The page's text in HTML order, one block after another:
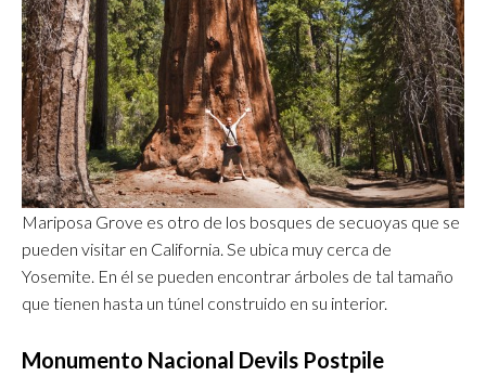
Mariposa Grove es otro de los bosques de secuoyas que se
pueden visitar en California. Se ubica muy cerca de
Yosemite. En él se pueden encontrar árboles de tal tamaño
que tienen hasta un túnel construido en su interior.
Monumento Nacional Devils Postpile